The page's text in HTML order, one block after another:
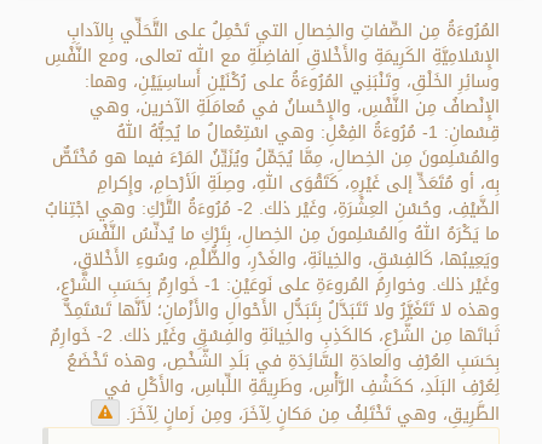
المُرُوءَةُ مِن الصِّفاتِ والخِصالِ التي تَحْمِلُ على التَّحَلِّي بِالآدابِ
الإِسْلامِيَّةِ الكَرِيمَةِ والأَخْلاقِ الفاضِلَةِ مع الله تعالى، ومع النَّفْسِ
وسائِرِ الخَلْقِ، وتَنْبَنِي المُرُوءَةُ على رُكْنَيْنِ أَساسِيَيْنِ، وهما:
الإِنْصافُ مِن النَّفْسِ، والإِحْسانُ في مُعامَلَةِ الآخرين، وهي
قِسْمانِ: 1- مُرُوءَةُ الفِعْلِ: وهي اسْتِعْمالُ ما يُحِبُّهُ اللهُ
والمُسْلِمونَ مِن الخِصالِ، مِمَّا يُجَمِّلُ ويُزَيِّنُ المَرْءَ فيما هو مُخْتَصٌّ
بِه، أو مُتَعَدٍّ إلى غَيْرِهِ، كَتَقْوَى اللهِ، وصِلَةِ الَأرْحامِ، وإِكرامِ
الضَّيْفِ، وحُسْنِ العِشْرَةِ، وغَيْر ذلك. 2- مُرُوءَةُ التَّرْكِ: وهي اجْتِنابُ
ما يَكْرَهُ اللهُ والمُسْلِمونَ مِن الخِصالِ، بِتَرْكِ ما يُدنِّسُ النَّفْسَ
ويَعِيبُها، كَالفِسْقِ، والخِيانَةِ، والغَدْرِ، والظُّلْمِ، وسُوءِ الأَخْلاقِ،
وغَيْر ذلك. وخوارِمُ المُروءَةِ على نَوعَيْنِ: 1- خَوارِمٌ بِحَسَبِ الشَّرْعِ،
وهذه لا تَتَغَيَّرُ ولا تَتَبَدَّلُ بِتَبَدُّلِ الأَحْوالِ والأَزْمانِ؛ لأنَّها تَسْتَمِدُّ
ثَباتَها مِن الشَّرْعِ، كالكَذِبِ والخِيانَةِ والفِسْقِ وغَيْر ذلك. 2- خَوارِمٌ
بِحَسَبِ العُرْفِ والعادَةِ السَّائِدَةِ في بَلَدِ الشَّخْصِ، وهذه تَخْضَعُ
لِعُرْفِ البَلَدِ، ككَشْفِ الرَّأْسِ، وطَرِيقَةِ اللِّباسِ، والأَكْلِ في
الطَّرِيقِ، وهي تَخْتَلِفُ مِن مَكانٍ لِآخَرَ، ومِن زَمانٍ لِآخَرَ.